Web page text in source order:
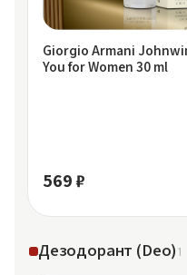
Giorgio Armani
You for Women 30 ml
569 ₽
Дезодорант (Deo)1